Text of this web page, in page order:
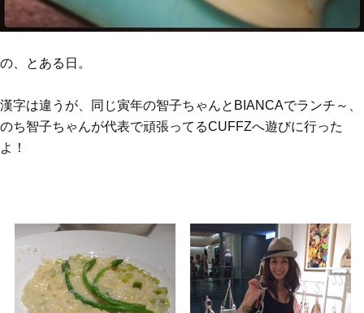
の、とある日。
漢字は違うが、同じ寅年の智子ちゃんとBIANCAでランチ～、
のち智子ちゃんが代表で頑張ってるCUFFZへ遊びに行った
よ！